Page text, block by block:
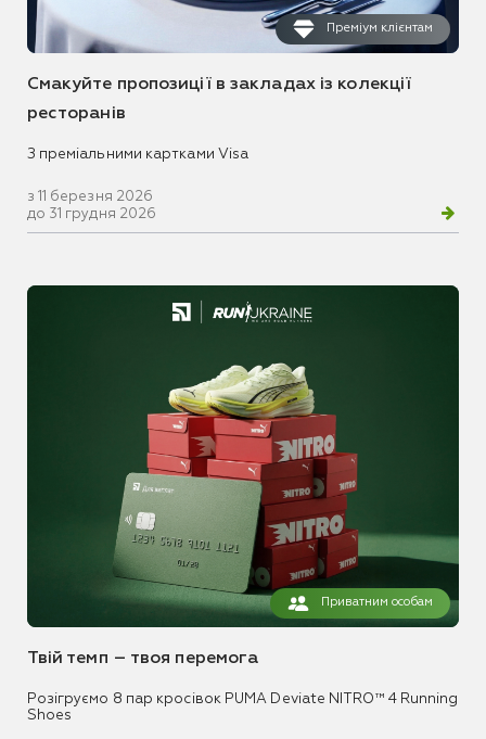
Преміум клієнтам
Смакуйте пропозиції в закладах із колекції
ресторанів
З преміальними картками Visa
з 11 березня 2026
до 31 грудня 2026
Приватним особам
Твій темп – твоя перемога
Розігруємо 8 пар кросівок PUMA Deviate NITRO™ 4 Running
Shoes